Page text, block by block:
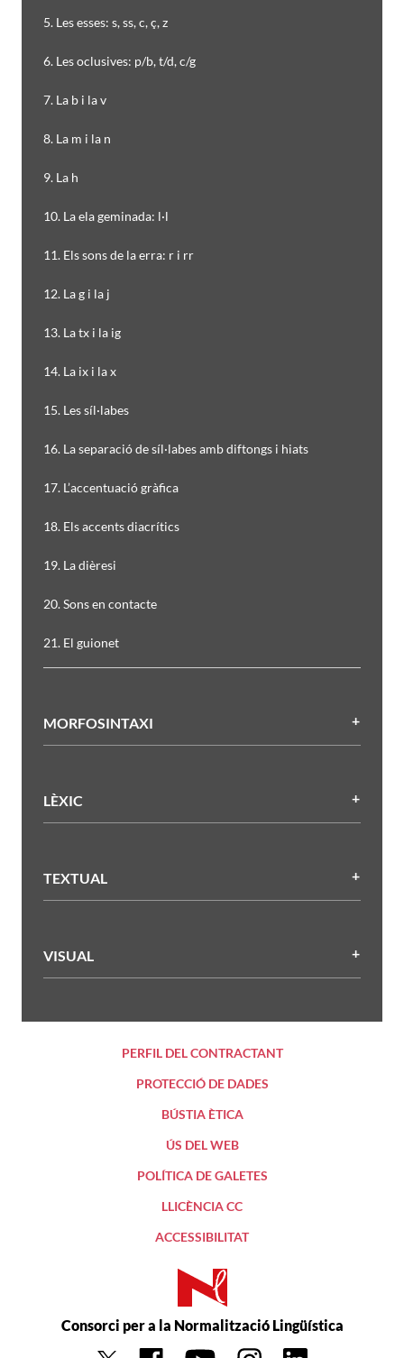
5. Les esses: s, ss, c, ç, z
6. Les oclusives: p/b, t/d, c/g
7. La b i la v
8. La m i la n
9. La h
10. La ela geminada: l·l
11. Els sons de la erra: r i rr
12. La g i la j
13. La tx i la ig
14. La ix i la x
15. Les síl·labes
16. La separació de síl·labes amb diftongs i hiats
17. L’accentuació gràfica
18. Els accents diacrítics
19. La dièresi
20. Sons en contacte
21. El guionet
MORFOSINTAXI
LÈXIC
TEXTUAL
VISUAL
PERFIL DEL CONTRACTANT
PROTECCIÓ DE DADES
BÚSTIA ÈTICA
ÚS DEL WEB
POLÍTICA DE GALETES
LLICÈNCIA CC
ACCESSIBILITAT
Consorci per a la Normalització Lingüística